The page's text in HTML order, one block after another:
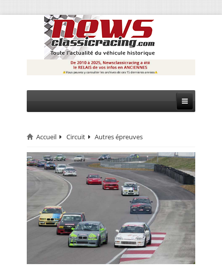
CIRCUIT
RALLYE
MONTAGNE
EVÈNEMENTS
CALENDRIER
Accueil Circuit Autres épreuves